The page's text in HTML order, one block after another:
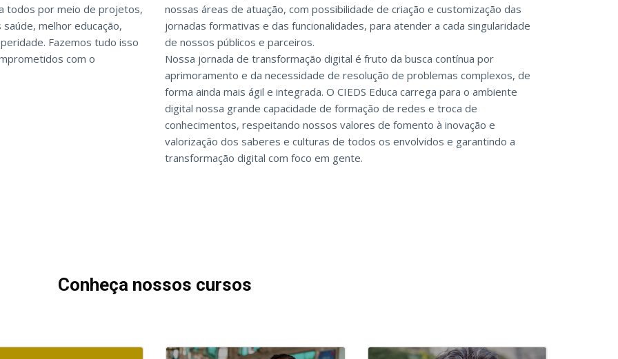
todos por meio de projetos,
melhor educação,
Fazemos tudo isso
com o
nossas áreas de atuação, com possibilidade de criação e customização das
jornadas formativas e das funcionalidades, para atender a cada singularidade
de nossos públicos e parceiros.
Nossa jornada de transformação digital é fruto da busca contínua por
aprimoramento e da necessidade de resolução de problemas complexos, de
forma ainda mais ágil e integrada. O CIEDS Educa carrega para o ambiente
digital nossa grande capacidade de formação de redes e troca de
conhecimentos, respeitando nossos valores de fomento à inovação e
valorização dos saberes e culturas de todos os envolvidos e garantindo a
transformação digital com foco em gente.
Conheça nossos cursos